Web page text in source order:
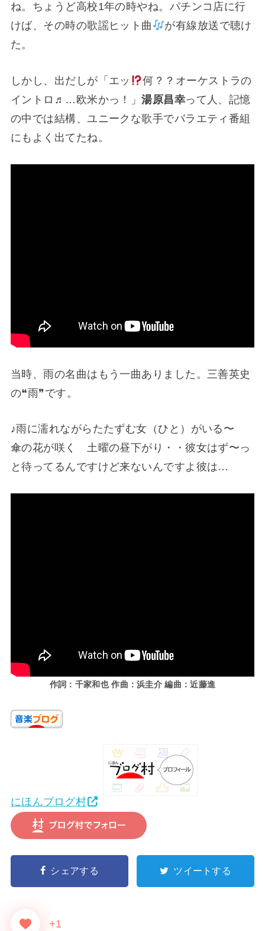
ね。ちょうど高校1年の時やね。パチンコ店に行
けば、その時の歌謡ヒット曲
が有線放送で聴け
た。
しかし、出だしが「エッ
何？？オーケストラの
イントロ♬…欧米かっ！」湯原昌幸って人、記憶
の中では結構、ユニークな歌手でバラエティ番組
にもよく出てたね。
当時、雨の名曲はもう一曲ありました。三善英史
の❝雨❞です。
♪雨に濡れながらたたずむ女（ひと）がいる〜
傘の花が咲く 土曜の昼下がり・・彼女はず〜っ
と待ってるんですけど来ないんですよ彼は…
作詞：千家和也 作曲：浜圭介 編曲：近藤進
にほんブログ村
シェアする ツイートする
+1